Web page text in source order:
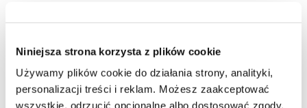
Niniejsza strona korzysta z plików cookie
Używamy plików cookie do działania strony, analityki,
personalizacji treści i reklam. Możesz zaakceptować
wszystkie, odrzucić opcjonalne albo dostosować zgody.
hałas powstający podczas napełniania oraz codziennego
korzystania. Zastosowane wzmocnienia i materiały skutecznie
tłumią dźwięki uderzającej wody, zwiększając komfort użytkowania
łazienki.